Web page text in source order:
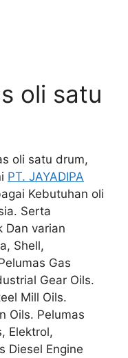
oli satu
oli satu drum,
PT. JAYADIPA
Kebutuhan oli
Serta
Dan varian
Shell,
Gas
Gear Oils.
Mill Oils.
Oils. Pelumas
Elektrol,
Diesel Engine